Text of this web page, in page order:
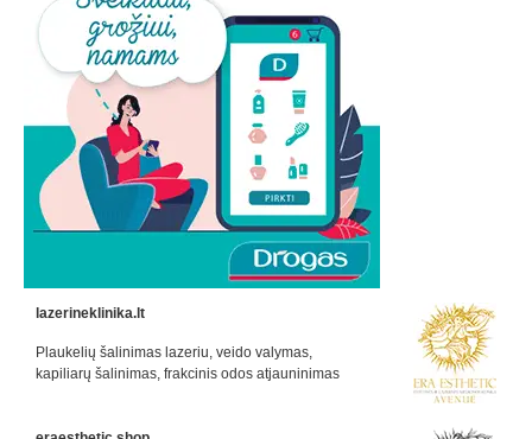
lazerineklinika.lt
Plaukelių šalinimas lazeriu, veido valymas,
kapiliarų šalinimas, frakcinis odos atjauninimas